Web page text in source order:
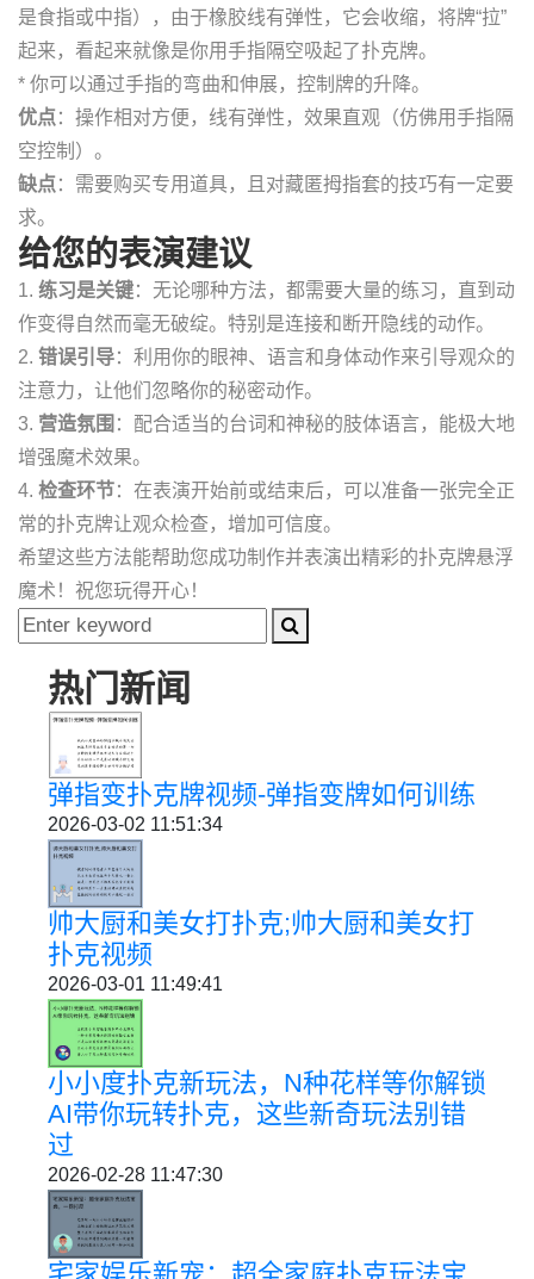
是食指或中指），由于橡胶线有弹性，它会收缩，将牌“拉”
起来，看起来就像是你用手指隔空吸起了扑克牌。
* 你可以通过手指的弯曲和伸展，控制牌的升降。
优点：操作相对方便，线有弹性，效果直观（仿佛用手指隔
空控制）。
缺点：需要购买专用道具，且对藏匿拇指套的技巧有一定要
求。
给您的表演建议
1. 练习是关键：无论哪种方法，都需要大量的练习，直到动
作变得自然而毫无破绽。特别是连接和断开隐线的动作。
2. 错误引导：利用你的眼神、语言和身体动作来引导观众的
注意力，让他们忽略你的秘密动作。
3. 营造氛围 ：配合适当的台词和神秘的肢体语言，能极大地
增强魔术效果。
4. 检查环节：在表演开始前或结束后，可以准备一张完全正
常的扑克牌让观众检查，增加可信度。
希望这些方法能帮助您成功制作并表演出精彩的扑克牌悬浮
魔术！祝您玩得开心！
热门新闻
弹指变扑克牌视频-弹指变牌如何训练
2026-03-02 11:51:34
帅大厨和美女打扑克;帅大厨和美女打
扑克视频
2026-03-01 11:49:41
小小度扑克新玩法，N种花样等你解锁
AI带你玩转扑克，这些新奇玩法别错
过
2026-02-28 11:47:30